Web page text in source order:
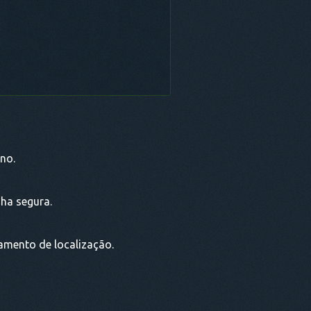
segura.
de localização.